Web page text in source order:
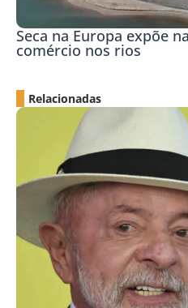
Seca na Europa expõe
comércio nos rios
Relacionadas